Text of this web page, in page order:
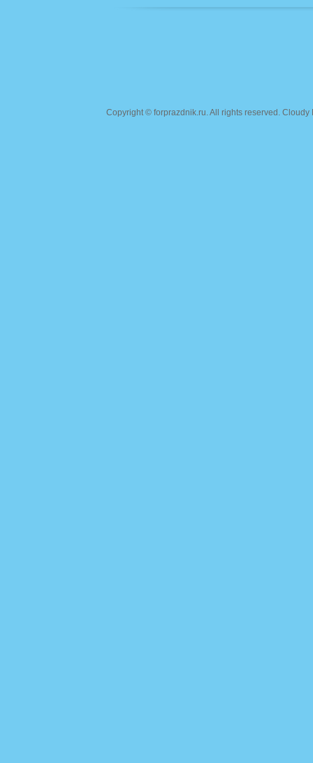
Copyright © forprazdnik.ru. All rights reserved.